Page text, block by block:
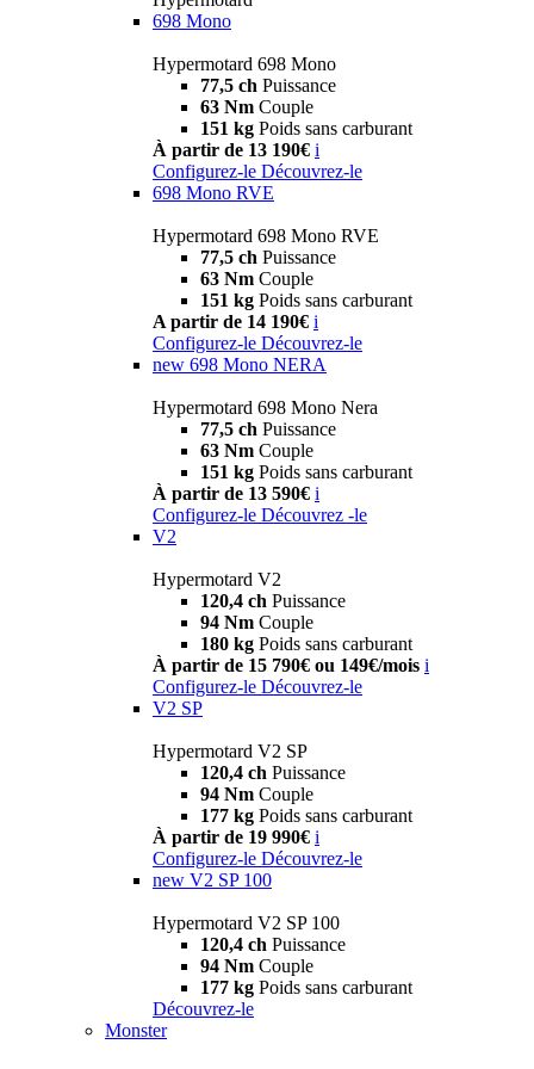
698 Mono
Hypermotard 698 Mono
77,5 ch Puissance
63 Nm Couple
151 kg Poids sans carburant
À partir de 13 190€ i
Configurez-le Découvrez-le
698 Mono RVE
Hypermotard 698 Mono RVE
77,5 ch Puissance
63 Nm Couple
151 kg Poids sans carburant
A partir de 14 190€ i
Configurez-le Découvrez-le
new 698 Mono NERA
Hypermotard 698 Mono Nera
77,5 ch Puissance
63 Nm Couple
151 kg Poids sans carburant
À partir de 13 590€ i
Configurez-le Découvrez -le
V2
Hypermotard V2
120,4 ch Puissance
94 Nm Couple
180 kg Poids sans carburant
À partir de 15 790€ ou 149€/mois i
Configurez-le Découvrez-le
V2 SP
Hypermotard V2 SP
120,4 ch Puissance
94 Nm Couple
177 kg Poids sans carburant
À partir de 19 990€ i
Configurez-le Découvrez-le
new V2 SP 100
Hypermotard V2 SP 100
120,4 ch Puissance
94 Nm Couple
177 kg Poids sans carburant
Découvrez-le
Monster